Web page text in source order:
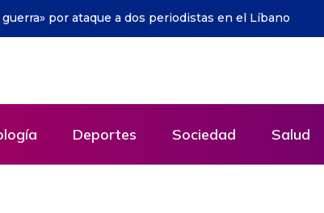
a niños del principal hospital pediátrico de Uruguay
Deportes Sociedad Salud